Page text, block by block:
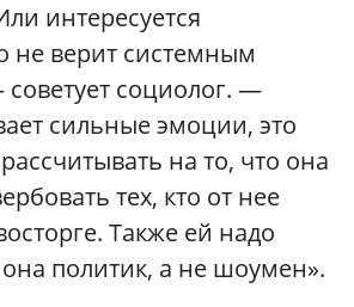
интересуется
не верит системным
социолог. —
сильные эмоции, это
на то, что она
тех, кто от нее
Также ей надо
она политик, а не шоумен».